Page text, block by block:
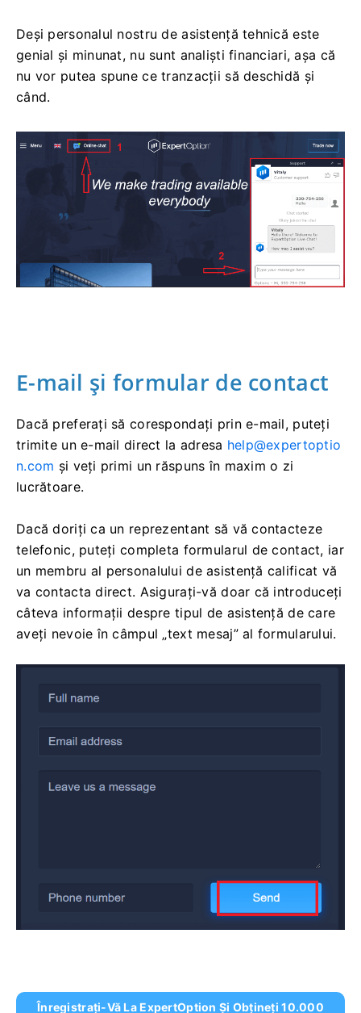
Deși personalul nostru de asistență tehnică este
genial și minunat, nu sunt analiști financiari, așa că
nu vor putea spune ce tranzacții să deschidă și
când.
E-mail și formular de contact
Dacă preferați să corespondați prin e-mail, puteți
trimite un e-mail direct la adresa help@expertoptio
n.com și veți primi un răspuns în maxim o zi
lucrătoare.
Dacă doriți ca un reprezentant să vă contacteze
telefonic, puteți completa formularul de contact, iar
un membru al personalului de asistență calificat vă
va contacta direct. Asigurați-vă doar că introduceți
câteva informații despre tipul de asistență de care
aveți nevoie în câmpul „text mesaj” al formularului.
Înregistrați-Vă La ExpertOption Și Obțineți 10.000